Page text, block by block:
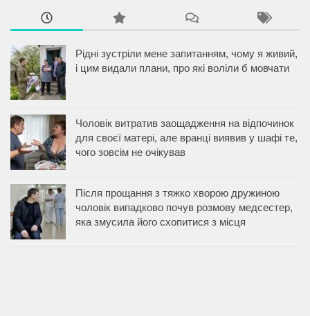
Рідні зустріли мене запитанням, чому я живий,
і цим видали плани, про які воліли б мовчати
Чоловік витратив заощадження на відпочинок
для своєї матері, але вранці виявив у шафі те,
чого зовсім не очікував
Після прощання з тяжко хворою дружиною
чоловік випадково почув розмову медсестер,
яка змусила його схопитися з місця